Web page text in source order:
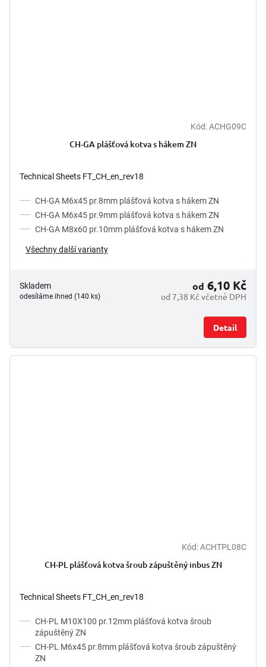
Kód:ACHG09C
CH-GA plášťová kotva s hákem ZN
Technical Sheets FT_CH_en_rev18
CH-GA M6x45 pr.8mm plášťová kotva s hákem ZN
CH-GA M6x45 pr.9mm plášťová kotva s hákem ZN
CH-GA M8x60 pr.10mm plášťová kotva s hákem ZN
Všechny další varianty
Skladem
odesíláme ihned (140 ks) od 7,38 Kč včetně DPH
od 6,10 Kč
Detail
Kód:ACHTPL08C
CH-PL plášťová kotva šroub zápuštěný inbus ZN
Technical Sheets FT_CH_en_rev18
CH-PL M10X100 pr.12mm plášťová kotva šroub
zápuštěný ZN
CH-PL M6x45 pr.8mm plášťová kotva šroub zápuštěný
ZN